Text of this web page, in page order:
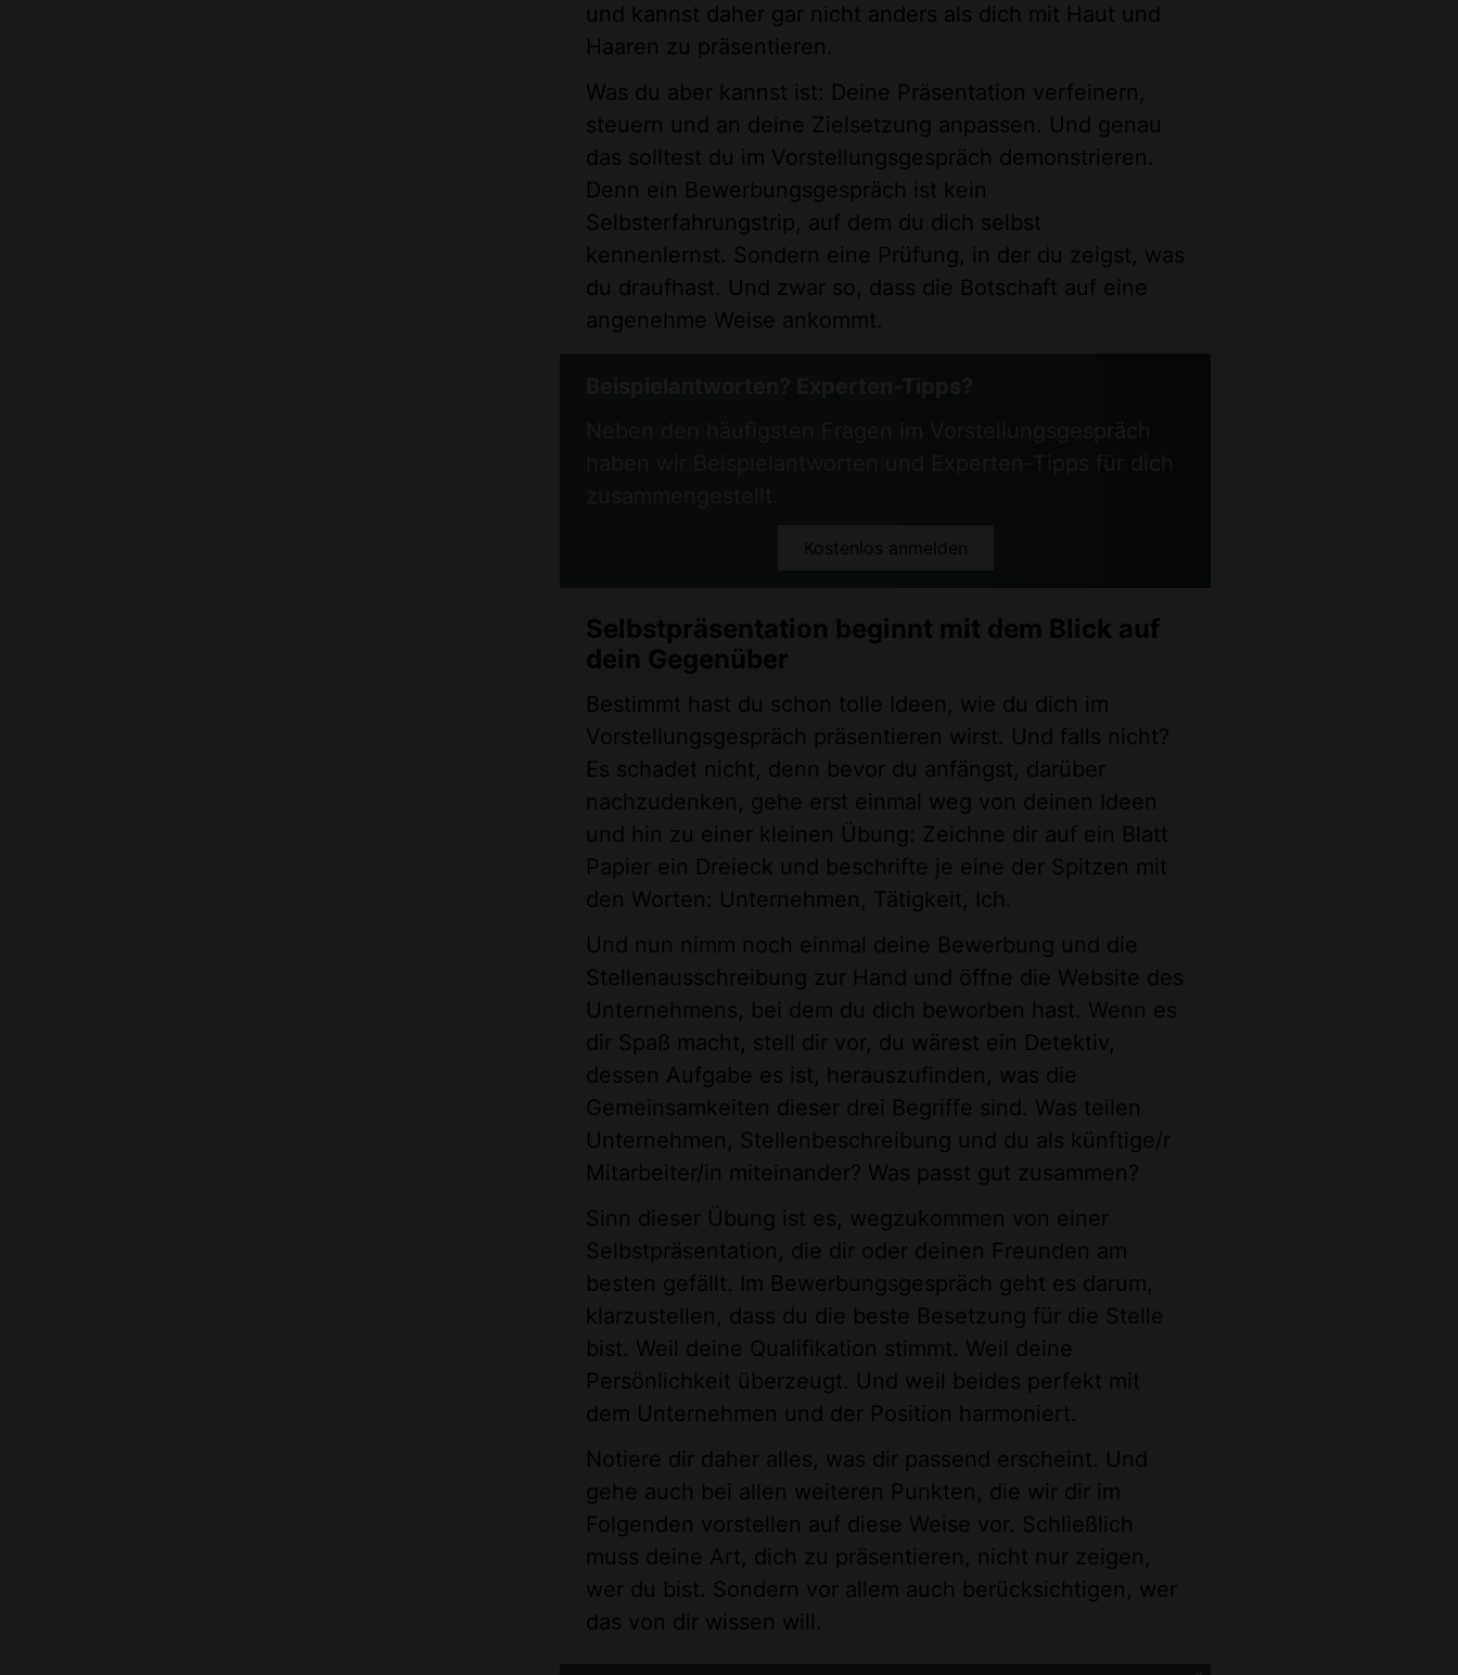
und kannst daher gar nicht anders als dich mit Haut und
Haaren zu präsentieren.
Was du aber kannst ist: Deine Präsentation verfeinern,
steuern und an deine Zielsetzung anpassen. Und genau
das solltest du im Vorstellungsgespräch demonstrieren.
Denn ein Bewerbungsgespräch ist kein
Selbsterfahrungstrip, auf dem du dich selbst
kennenlernst. Sondern eine Prüfung, in der du zeigst, was
du draufhast. Und zwar so, dass die Botschaft auf eine
angenehme Weise ankommt.
Kostenlos anmelden
Selbstpräsentation beginnt mit dem Blick auf
dein Gegenüber
Bestimmt hast du schon tolle Ideen, wie du dich im
Vorstellungsgespräch präsentieren wirst. Und falls nicht?
Es schadet nicht, denn bevor du anfängst, darüber
nachzudenken, gehe erst einmal weg von deinen Ideen
und hin zu einer kleinen Übung: Zeichne dir auf ein Blatt
Papier ein Dreieck und beschrifte je eine der Spitzen mit
den Worten: Unternehmen, Tätigkeit, Ich.
Und nun nimm noch einmal deine Bewerbung und die
Stellenausschreibung zur Hand und öffne die Website des
Unternehmens, bei dem du dich beworben hast. Wenn es
dir Spaß macht, stell dir vor, du wärest ein Detektiv,
dessen Aufgabe es ist, herauszufinden, was die
Gemeinsamkeiten dieser drei Begriffe sind. Was teilen
Unternehmen, Stellenbeschreibung und du als künftige/r
Mitarbeiter/in miteinander? Was passt gut zusammen?
Sinn dieser Übung ist es, wegzukommen von einer
Selbstpräsentation, die dir oder deinen Freunden am
besten gefällt. Im Bewerbungsgespräch geht es darum,
klarzustellen, dass du die beste Besetzung für die Stelle
bist. Weil deine Qualifikation stimmt. Weil deine
Persönlichkeit überzeugt. Und weil beides perfekt mit
dem Unternehmen und der Position harmoniert.
Notiere dir daher alles, was dir passend erscheint. Und
gehe auch bei allen weiteren Punkten, die wir dir im
Folgenden vorstellen auf diese Weise vor. Schließlich
muss deine Art, dich zu präsentieren, nicht nur zeigen,
wer du bist. Sondern vor allem auch berücksichtigen, wer
das von dir wissen will.